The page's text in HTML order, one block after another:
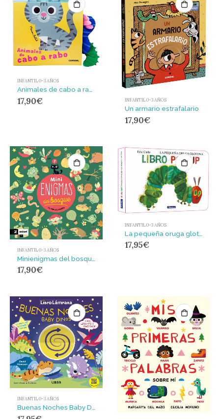
INFANTIL 0-3 AÑOS
Animales de cabo a rabo
17,90€ INFANTIL 0-3 AÑOS
Un armario estrafalario
17,90€
INFANTIL 0-3 AÑOS
17,90€
INFANTIL 0-3 AÑOS
17,95€
INFANTIL 0-3 AÑOS
Buenas Noches Baby Dinos : LAMPARA LED RECARGABLE CON PUERTO USB-C